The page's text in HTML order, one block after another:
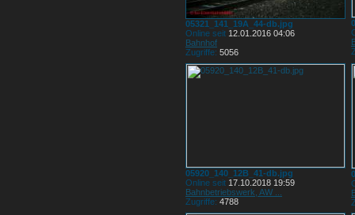
05321_141_19A_44-db.jpg
Online seit 12.01.2016 04:06
Bahnhof
Zugriffe: 5056
05920_140_12B_41-db.jpg
Online seit 17.10.2018 19:59
Bahnbetriebswerk, AW ...
Zugriffe: 4788